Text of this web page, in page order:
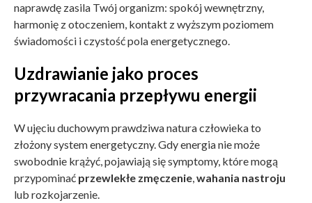
naprawdę zasila Twój organizm: spokój wewnętrzny,
harmonię z otoczeniem, kontakt z wyższym poziomem
świadomości i czystość pola energetycznego.
Uzdrawianie jako proces
przywracania przepływu energii
W ujęciu duchowym prawdziwa natura człowieka to
złożony system energetyczny. Gdy energia nie może
swobodnie krążyć, pojawiają się symptomy, które mogą
przypominać przewlekłe zmęczenie wahania nastroju
lub rozkojarzenie.